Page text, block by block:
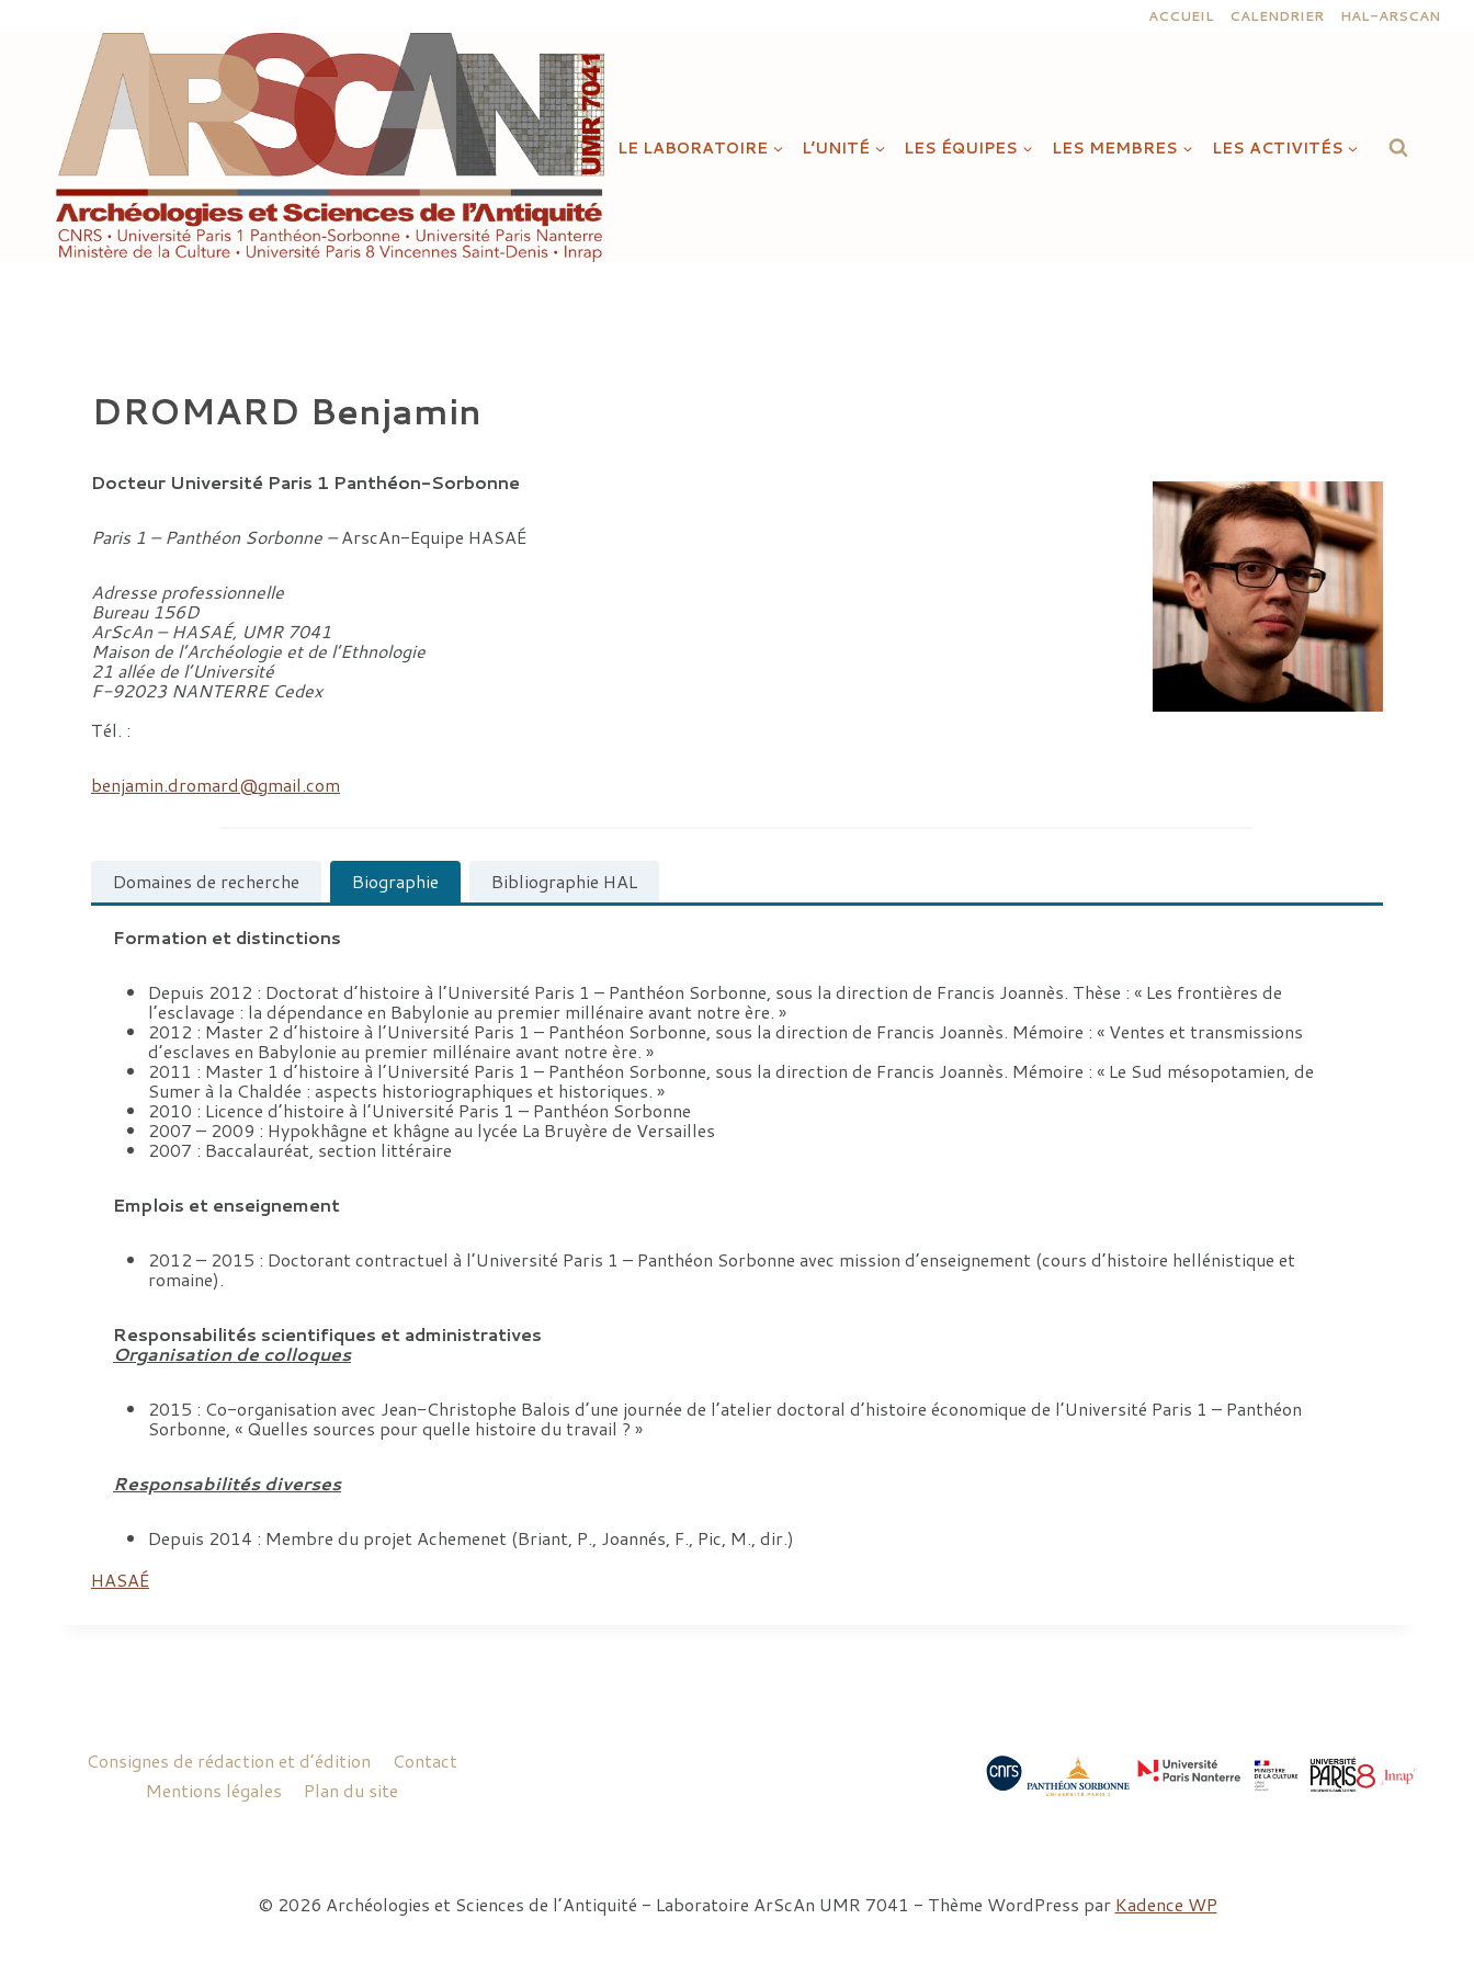
ACCUEIL CALENDRIER HAL-ARSCAN
LE LABORATOIRE L’UNITÉ LES ÉQUIPES LES MEMBRES LES ACTIVITÉS
DROMARD Benjamin
Docteur Université Paris 1 Panthéon-Sorbonne
Paris 1 – Panthéon Sorbonne –ArscAn-Equipe HASAÉ
Adresse professionnelle
Bureau 156D
ArScAn – HASAÉ, UMR 7041
Maison de l’Archéologie et de l’Ethnologie
21 allée de l’Université
F-92023 NANTERRE Cedex
Tél. :
benjamin.dromard@gmail.com
Domaines de recherche Biographie Bibliographie HAL
Formation et distinctions
Depuis 2012 : Doctorat d’histoire à l’Université Paris 1 – Panthéon Sorbonne, sous la direction de Francis Joannès. Thèse : « Les frontières de
l’esclavage : la dépendance en Babylonie au premier millénaire avant notre ère. »
2012 : Master 2 d’histoire à l’Université Paris 1 – Panthéon Sorbonne, sous la direction de Francis Joannès. Mémoire : « Ventes et transmissions
d’esclaves en Babylonie au premier millénaire avant notre ère. »
2011 : Master 1 d’histoire à l’Université Paris 1 – Panthéon Sorbonne, sous la direction de Francis Joannès. Mémoire : « Le Sud mésopotamien, de
Sumer à la Chaldée : aspects historiographiques et historiques. »
2010 : Licence d’histoire à l’Université Paris 1 – Panthéon Sorbonne
2007 – 2009 : Hypokhâgne et khâgne au lycée La Bruyère de Versailles
2007 : Baccalauréat, section littéraire
Emplois et enseignement
2012 – 2015 : Doctorant contractuel à l’Université Paris 1 – Panthéon Sorbonne avec mission d’enseignement (cours d’histoire hellénistique et
romaine).
Responsabilités scientifiques et administratives
Organisation de colloques
2015 : Co-organisation avec Jean-Christophe Balois d’une journée de l’atelier doctoral d’histoire économique de l’Université Paris 1 – Panthéon
Sorbonne, « Quelles sources pour quelle histoire du travail ? »
Responsabilités diverses
Depuis 2014 : Membre du projet Achemenet (Briant, P., Joannés, F., Pic, M., dir.)
HASAÉ
Consignes de rédaction et d’édition
Contact
Mentions légales
Plan du site
© 2026 Archéologies et Sciences de l’Antiquité - Laboratoire ArScAn UMR 7041 - Thème WordPress par Kadence WP